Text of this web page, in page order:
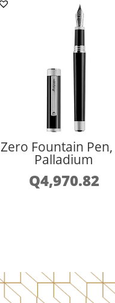
Zero Fountain Pen,
Palladium
Q4,970.82